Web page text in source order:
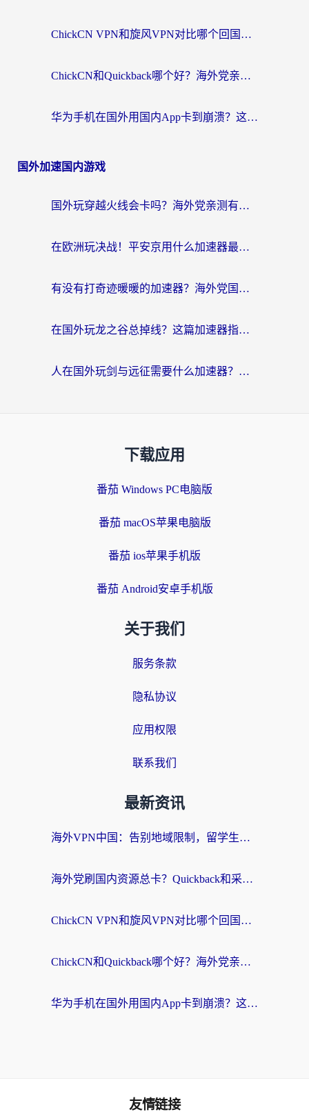
ChickCN VPN和旋风VPN对比哪个回国效果更好？海外党亲测实用指南
ChickCN和Quickback哪个好？海外党亲测回国加速器，轻松解锁国内资源（附避坑指南）
华为手机在国外用国内App卡到崩溃？这篇加速器指南帮你无缝刷剧打游戏
国外加速国内游戏
国外玩穿越火线会卡吗？海外党亲测有效的国服游戏加速指南
在欧洲玩决战！平安京用什么加速器最好用？2026实测有效的国服游戏加速指南
有没有打奇迹暖暖的加速器？海外党国服游戏畅玩不卡顿的秘密
在国外玩龙之谷总掉线？这篇加速器指南帮你告别延迟卡顿！
人在国外玩剑与远征需要什么加速器？老玩家亲测的避坑指南来了
下载应用
番茄 Windows PC电脑版
番茄 macOS苹果电脑版
番茄 ios苹果手机版
番茄 Android安卓手机版
关于我们
服务条款
隐私协议
应用权限
联系我们
最新资讯
海外VPN中国：告别地域限制，留学生与华人如何轻松刷国内剧、玩国服？
海外党刷国内资源总卡？Quickback和采集蜂好用吗？这篇指南帮你避坑
ChickCN VPN和旋风VPN对比哪个回国效果更好？海外党亲测实用指南
ChickCN和Quickback哪个好？海外党亲测回国加速器，轻松解锁国内资源（附避坑指南）
华为手机在国外用国内App卡到崩溃？这篇加速器指南帮你无缝刷剧打游戏
友情链接